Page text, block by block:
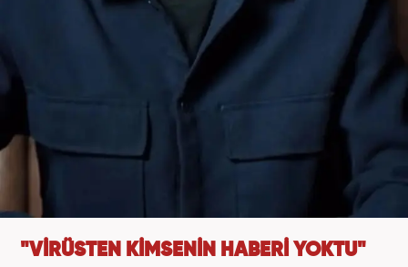
"VİRÜSTEN KİMSENİN HABERİ YOKTU"